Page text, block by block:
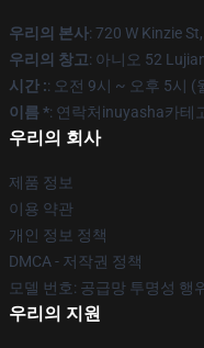
우리의 본사: 720 W Kinzie
우리의 창고: 아니오 52
시간 :: 오전 9시 ~ 오후 5시 (
이름 *: 연락처inuyasha카테
우리의 회사
제품 정보
이용 약관
개인 정보 정책
DMCA - 저작권 정책
모델 번호: 공급망 투명성 행위
우리의 지원